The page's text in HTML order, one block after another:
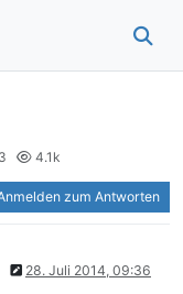
3 4.1k
zum Antworten
28. Juli 2014, 09:36